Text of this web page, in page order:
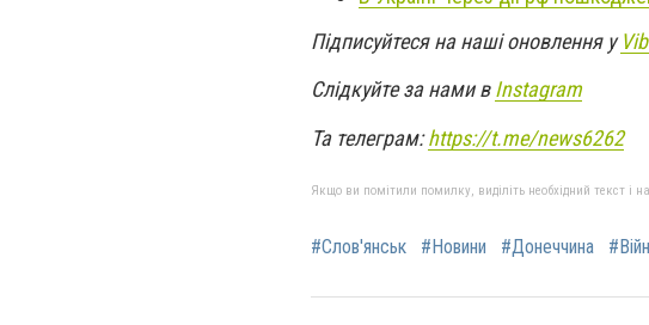
Підписуйтеся на наші оновлення у
Слідкуйте за нами вInstagram
Та телеграм:https://t.me/news6262
Якщо ви помітили помилку, виділіть необхідний текст і
#Слов'янськ #Новини #Донеччина